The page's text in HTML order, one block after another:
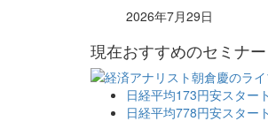
2026年7月29日
現在おすすめのセミナー
日経平均173円安スター
日経平均778円安スター